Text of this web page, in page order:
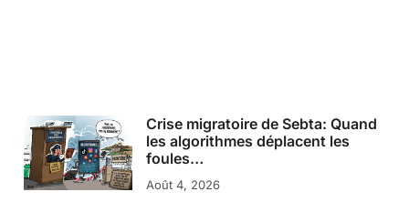
Crise migratoire de Sebta: Quand
les algorithmes déplacent les
foules…
Août 4, 2026